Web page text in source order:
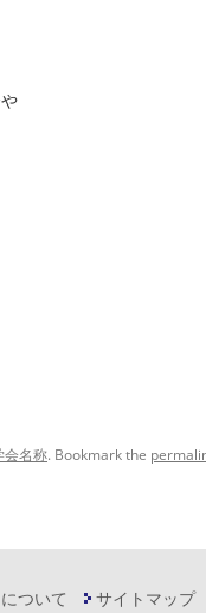
会名称. Bookmark the
ついて サイトマップ